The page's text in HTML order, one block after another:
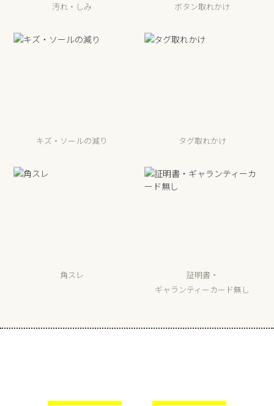
汚れ・しみ ボタン取れかけ
キズ・ソールの減り タグ取れかけ
角スレ
証明書・
ギャランティーカード無し